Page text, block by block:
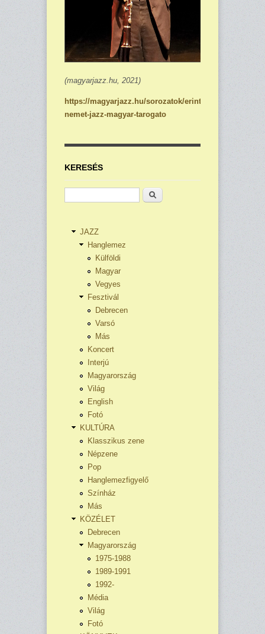
(magyarjazz.hu, 2021)
https://magyarjazz.hu/sorozatok/erinto/923-
nemet-jazz-magyar-tarogato
KERESÉS
Keresés
JAZZ
Hanglemez
Külföldi
Magyar
Vegyes
Fesztivál
Debrecen
Varsó
Más
Koncert
Interjú
Magyarország
Világ
English
Fotó
KULTÚRA
Klasszikus zene
Népzene
Pop
Hanglemezfigyelő
Színház
Más
KÖZÉLET
Debrecen
Magyarország
1975-1988
1989-1991
1992-
Média
Világ
Fotó